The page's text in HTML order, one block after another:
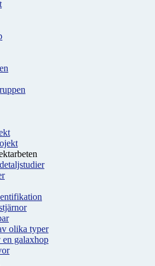
olika typer
en galaxhop